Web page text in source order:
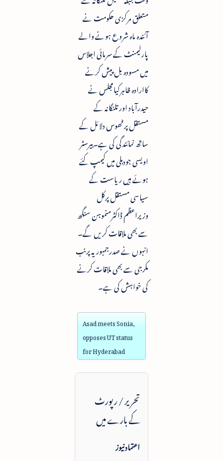
متعلق مرکزی حکومت نے
آئندہ ماہ شروع ہونے والے
پارلیمنٹ کے سرمائی اجلاس
میں مسودہ بل پیش کرنے
کاارادہ ظاہرکیامجلس نے
حیدرآباد اورتلنگانہ کے
مستقل پرٹھوس دلائل کے
ساتھ نمائندگی کی ہے۔بیرسٹر
اویسی جودہلی میں کیمپ کئے
ہوئے ہیں ریاست کے
سیاسی مستقل پرکل
وزیراعظم ڈاکٹرمنموہن سنگھ
سے بھی ملاقات کریں گے۔
انہوں نے صدرجمہوریہ پرنب
مکرجی سے بھی ملاقات کرنے
کی خواہش کی ہے۔
Asad meets Sonia,
opposes UT status
for Hyderabad
تحریر / رپورٹ
کے بارے میں
اعتماد نیوز